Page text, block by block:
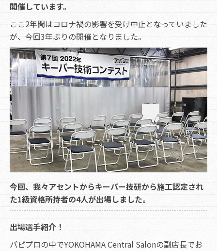
開催しています。
ここ2年間はコロナ禍の影響を受け中止となっていました
が、今回3年ぶりの開催となりました。
今回、我々アセントからキーパー技研から施工認定され
た1級資格所持者の4人が出場しました。
出場選手紹介！
パピプロの中でYOKOHAMA Central Salonの副店長でお